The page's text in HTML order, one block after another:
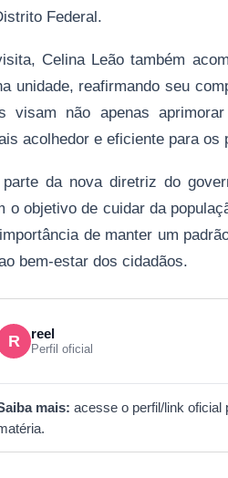
Federal.
Celina Leão também
unidade, reafirmando seu
visam não apenas
acolhedor e eficiente para
da nova diretriz do
o objetivo de cuidar da
de manter um
bem-estar dos cidadãos.
R reel
Perfil oficial
mais: acesse o perfil/link